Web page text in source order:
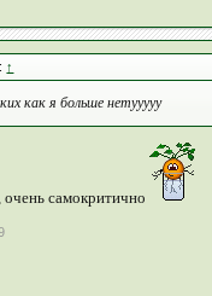
↑
как я больше нетууууу
самокритично